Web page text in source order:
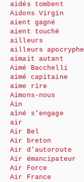
aidés tombent
Aidons Virgin
aient gagné
aient touché
ailleurs
ailleurs apocryphe
aimait autant
Aimé Bacchelli
aimé capitaine
aime rire
Aimons-nous
Ain
aîné s’engage
air
Air Bel
Air breton
Air d’autoroute
Air émancipateur
Air Force
Air France